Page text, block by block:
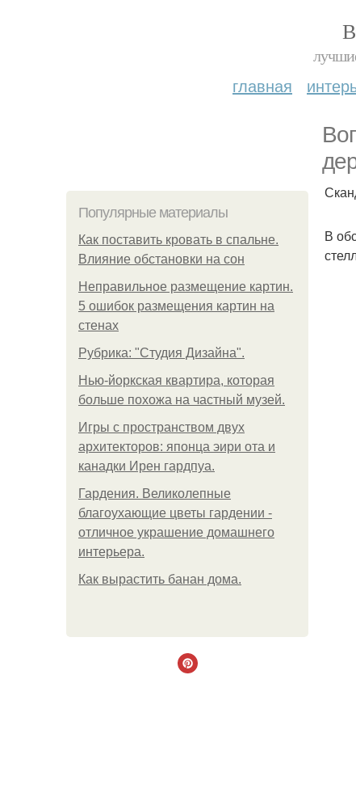
главная
Популярные материалы
Как поставить кровать в спальне.
Влияние обстановки на сон
Неправильное размещение картин.
5 ошибок размещения картин на
стенах
Рубрика: "Студия Дизайна".
Нью-йоркская квартира, которая
больше похожа на частный музей.
Игры с пространством двух
архитекторов: японца эири ота и
канадки Ирен гардпуа.
Гардения. Великолепные
благоухающие цветы гардении -
отличное украшение домашнего
интерьера.
Как вырастить банан дома.
В